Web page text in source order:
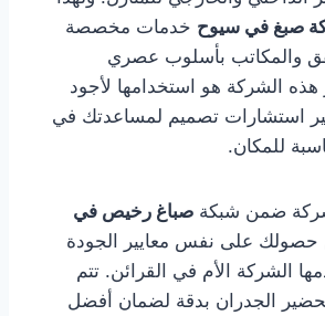
صبغ في سيوح خدمات مخصصة
والمكاتب بأسلوب عصري
هذه الشركة هو استخدامها لأجود
استشارات تصميم لمساعدتك في
للمكان.
ضمن شبكة صباغ رخيص في
حصولك على نفس معايير الجودة
الشركة الأم في القرائن. تتم
الجدران بدقة لضمان أفضل